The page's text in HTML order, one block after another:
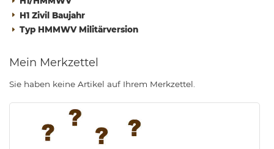
H1 Zivil Baujahr
Typ HMMWV Militärversion
Mein Merkzettel
Sie haben keine Artikel auf Ihrem Merkzettel.